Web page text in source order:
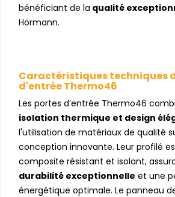
bénéficiant de la qualité
Hörmann.
Caractéristiques techniques
d'entrée Thermo46
Les portes d’entrée Thermo46
isolation thermique et design
l'utilisation de matériaux de qualité
conception innovante. Leur profilé
composite résistant et isolant,
durabilité exceptionnelle et une
énergétique optimale. Le panneau